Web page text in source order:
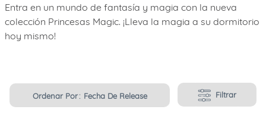
Entra en un mundo de fantasía y magia con la nueva
colección Princesas Magic. ¡Lleva la magia a su dormitorio
hoy mismo!
Ordenar Por Fecha De Release Filtrar